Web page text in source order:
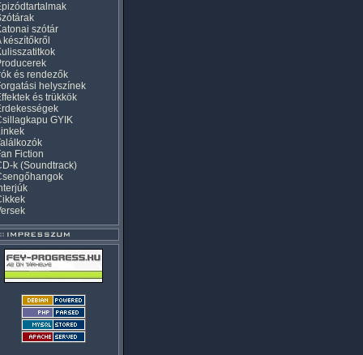
szótár
készítőkről
és rendezők
helyszínek
és trükkök
GYIK
Fiction
k (Soundtrack)